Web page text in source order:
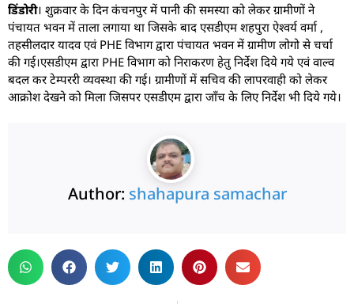
डिंडोरी। शुक्रवार के दिन कंचनपुर में पानी की समस्या को लेकर ग्रामीणों ने
पंचायत भवन में ताला लगाया था जिसके बाद एसडीएम शहपुरा ऐश्वर्य वर्मा ,
तहसीलदार यादव एवं PHE विभाग द्वारा पंचायत भवन में ग्रामीण लोगो से चर्चा
की गई।एसडीएम द्वारा PHE विभाग को निराकरण हेतु निर्देश दिये गये एवं वाल्व
बदल कर टेम्पररी व्यवस्था की गई। ग्रामीणों में सचिव की लापरवाही को लेकर
आक्रोश देखने को मिला जिसपर एसडीएम द्वारा जाँच के लिए निर्देश भी दिये गये।
Author: shahapura samachar